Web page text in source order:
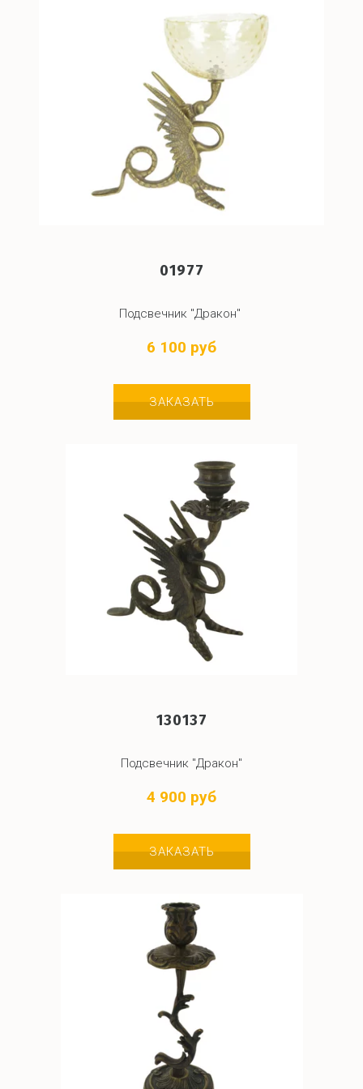
01977
Подсвечник "Дракон"
6 100 руб
ЗАКАЗАТЬ
130137
Подсвечник "Дракон"
4 900 руб
ЗАКАЗАТЬ